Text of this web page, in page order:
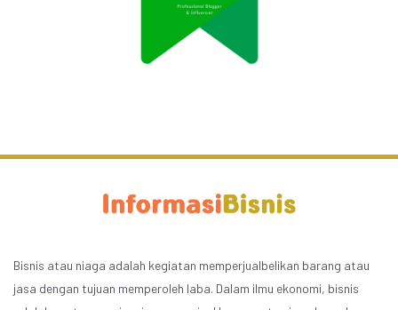
Bisnis atau niaga adalah kegiatan memperjualbelikan barang atau
jasa dengan tujuan memperoleh laba. Dalam ilmu ekonomi, bisnis